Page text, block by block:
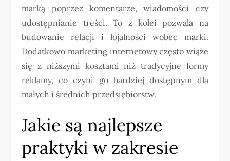
marką poprzez komentarze, wiadomości czy
udostępnianie treści. To z kolei pozwala na
budowanie relacji i lojalności wobec marki.
Dodatkowo marketing internetowy często wiąże
się z niższymi kosztami niż tradycyjne formy
reklamy, co czyni go bardziej dostępnym dla
małych i średnich przedsiębiorstw.
Jakie są najlepsze
praktyki w zakresie